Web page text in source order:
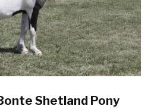
Shetland Pony